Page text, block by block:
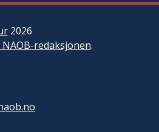
2026
redaksjonen.